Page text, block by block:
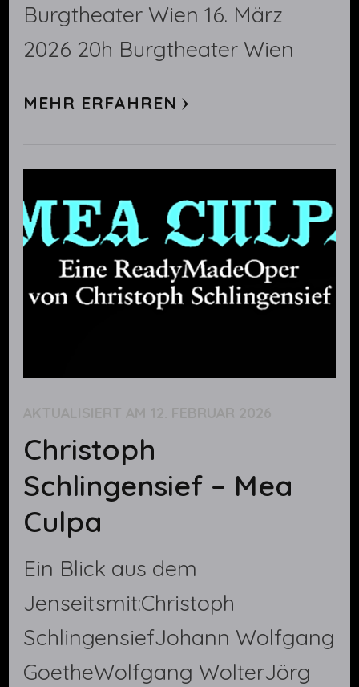
Burgtheater Wien 16. März
2026 20h Burgtheater Wien
MEHR ERFAHREN
AKTUALISIERT AM 12. FEBRUAR 2026
Christoph
Schlingensief – Mea
Culpa
Ein Blick aus dem
Jenseitsmit:Christoph
SchlingensiefJohann Wolfgang
GoetheWolfgang WolterJörg